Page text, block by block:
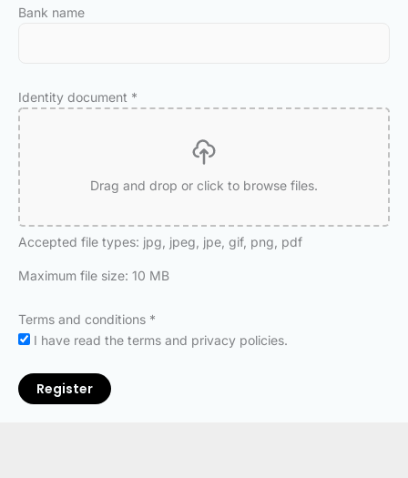
Bank name
Identity document *
Drag and drop or click to browse files.
Accepted file types: jpg, jpeg, jpe, gif, png, pdf
Maximum file size: 10 MB
Terms and conditions *
I have read the terms and privacy policies.
Register